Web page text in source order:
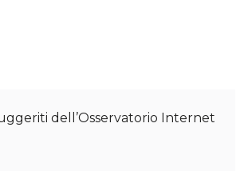
dell’Osservatorio Internet